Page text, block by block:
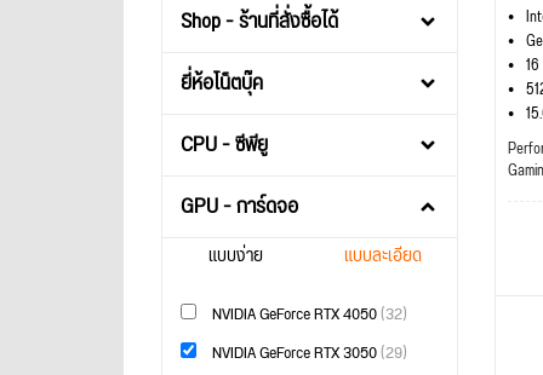
Shop - ร้านที่สั่งซื้อได้
ยี่ห้อโน็ตบุ๊ค
CPU - ซีพียู
GPU - การ์ดจอ
แบบง่าย แบบละเอียด
NVIDIA GeForce RTX 4050(32)
NVIDIA GeForce RTX 3050(29)